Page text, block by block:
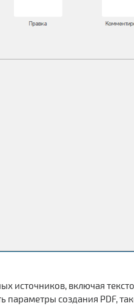
источников, включая
создания PDF,